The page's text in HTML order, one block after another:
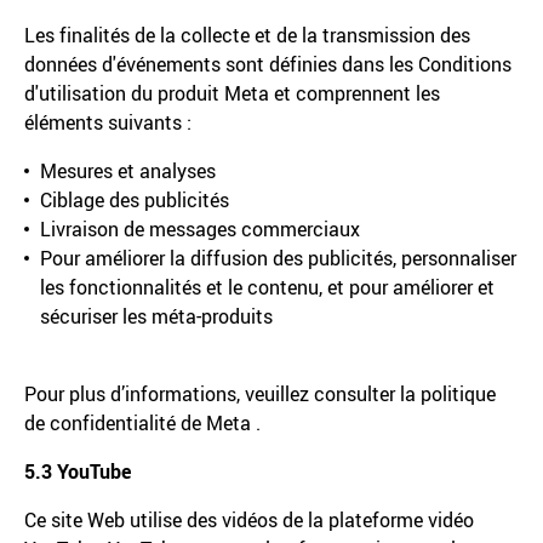
Les finalités de la collecte et de la transmission des
données d'événements sont définies dans les Conditions
d'utilisation du produit Meta et comprennent les
éléments suivants :
Mesures et analyses
Ciblage des publicités
Livraison de messages commerciaux
Pour améliorer la diffusion des publicités, personnaliser
les fonctionnalités et le contenu, et pour améliorer et
sécuriser les méta-produits
Pour plus d’informations, veuillez consulter la politique
de confidentialité de Meta .
5.3 YouTube
Ce site Web utilise des vidéos de la plateforme vidéo